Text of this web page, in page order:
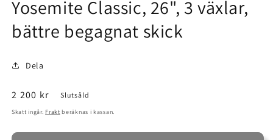
modalfönster
Yosemite Classic, 26", 3 växlar,
bättre begagnat skick
Dela
Ordinarie
pris
2 200 kr Slutsåld
Skatt ingår. Frakt beräknas i kassan.